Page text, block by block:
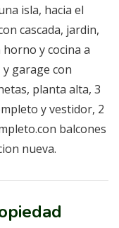
isla, hacia el
cascada, jardin,
y cocina a
garage con
planta alta, 3
y vestidor, 2
balcones
nueva.